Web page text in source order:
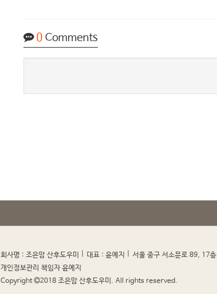
0 Comments
회사명 : 조은맘 산후도우미 대표 : 윤예지 서울 중구 서소문로 89, 17층
개인정보관리 책임자 윤예지
Copyright
2018 조은맘 산후도우미. All rights reserved.